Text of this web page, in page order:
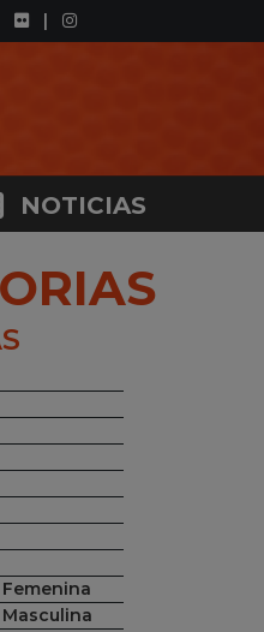
NOTICIAS